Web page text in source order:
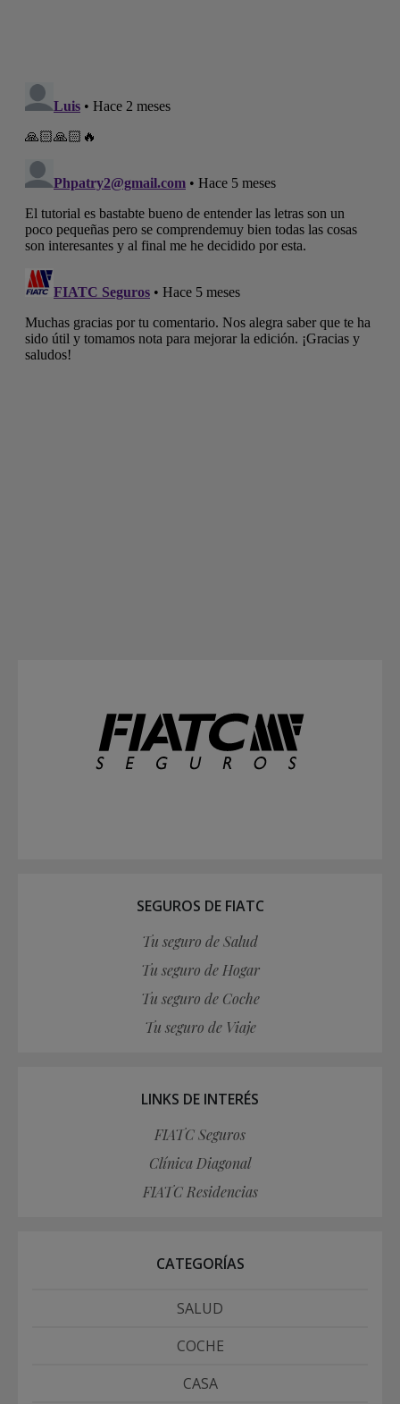
SEGUROS DE FIATC
Tu seguro de Salud
Tu seguro de Hogar
Tu seguro de Coche
Tu seguro de Viaje
LINKS DE INTERÉS
FIATC Seguros
Clínica Diagonal
FIATC Residencias
CATEGORÍAS
SALUD
COCHE
CASA